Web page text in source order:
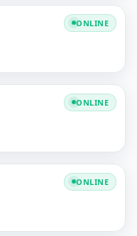
ONLINE
ONLINE
ONLINE